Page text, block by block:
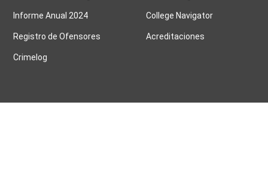
Informe Anual 2024
Registro de Ofensores
Crimelog
College Navigator
Acreditaciones